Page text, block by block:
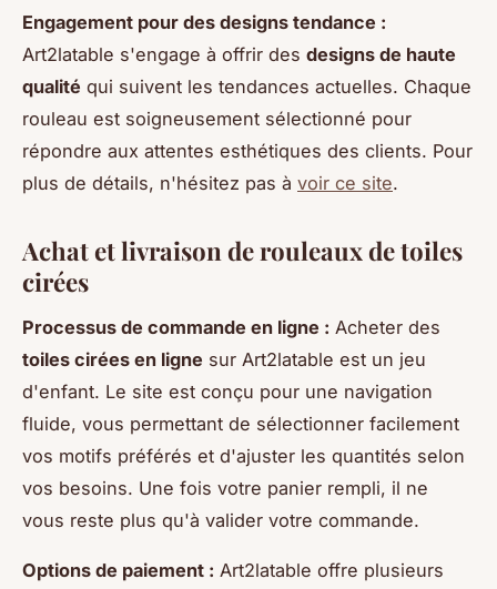
Engagement pour des designs tendance :
Art2latable s'engage à offrir des designs de haute
qualité qui suivent les tendances actuelles. Chaque
rouleau est soigneusement sélectionné pour
répondre aux attentes esthétiques des clients. Pour
plus de détails, n'hésitez pas à voir ce site.
Achat et livraison de rouleaux de toiles
cirées
Processus de commande en ligne : Acheter des
toiles cirées en ligne sur Art2latable est un jeu
d'enfant. Le site est conçu pour une navigation
fluide, vous permettant de sélectionner facilement
vos motifs préférés et d'ajuster les quantités selon
vos besoins. Une fois votre panier rempli, il ne
vous reste plus qu'à valider votre commande.
Options de paiement : Art2latable offre plusieurs